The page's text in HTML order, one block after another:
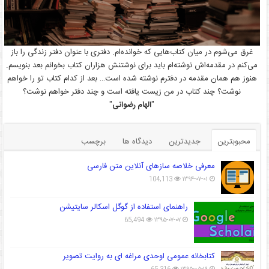
غرق می‌شوم در میان کتاب‌هایی که خوانده‌ام. دفتری با عنوان دفتر زندگی را باز
می‌کنم در مقدمه‌اش نوشته‌ام باید برای نوشتنش هزاران کتاب بخوانم بعد بنویسم.
هنوز هم همان مقدمه در دفترم نوشته شده است… بعد از کدام کتاب تو را خواهم
نوشت؟ چند کتاب در من زیست یافته است و چند دفتر خواهم نوشت؟
"الهام رضوانی"
محبوبترین جدیدترین دیدگاه ها
برچسب
معرفی خلاصه سازهای آنلاین متن فارسی
۱۳۹۴-۰۷-۰۱ 104,113
راهنمای استفاده از گوگل اسکالر سایتیشن
۱۳۹۵-۰۷-۰۷ 65,494
کتابخانه عمومی اوحدی مراغه ای به روایت تصویر